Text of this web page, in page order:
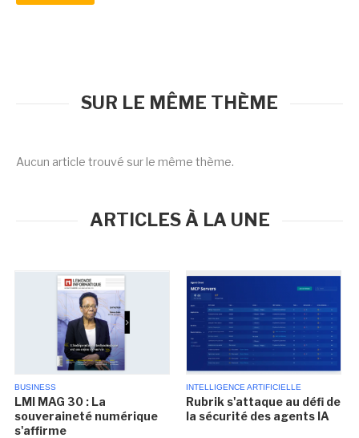
SUR LE MÊME THÈME
Aucun article trouvé sur le même thème.
ARTICLES À LA UNE
BUSINESS
LMI MAG 30 : La
souveraineté numérique
s'affirme
INTELLIGENCE ARTIFICIELLE
Rubrik s'attaque au défi de
la sécurité des agents IA